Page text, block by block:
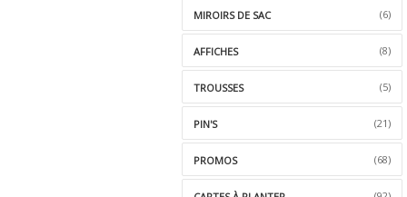
MIROIRS DE SAC (6)
AFFICHES (8)
TROUSSES (5)
PIN'S (21)
PROMOS (68)